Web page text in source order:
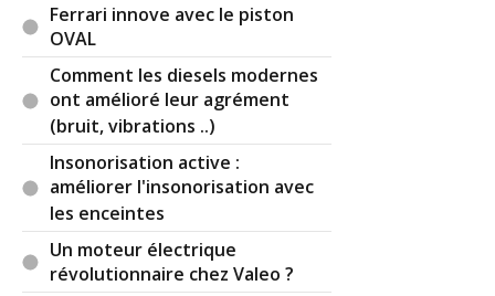
Ferrari innove avec le piston
OVAL
Comment les diesels modernes
ont amélioré leur agrément
(bruit, vibrations ..)
Insonorisation active :
améliorer l'insonorisation avec
les enceintes
Un moteur électrique
révolutionnaire chez Valeo ?